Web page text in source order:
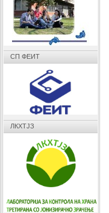
СП ФЕИТ
ЛКХТЈЗ